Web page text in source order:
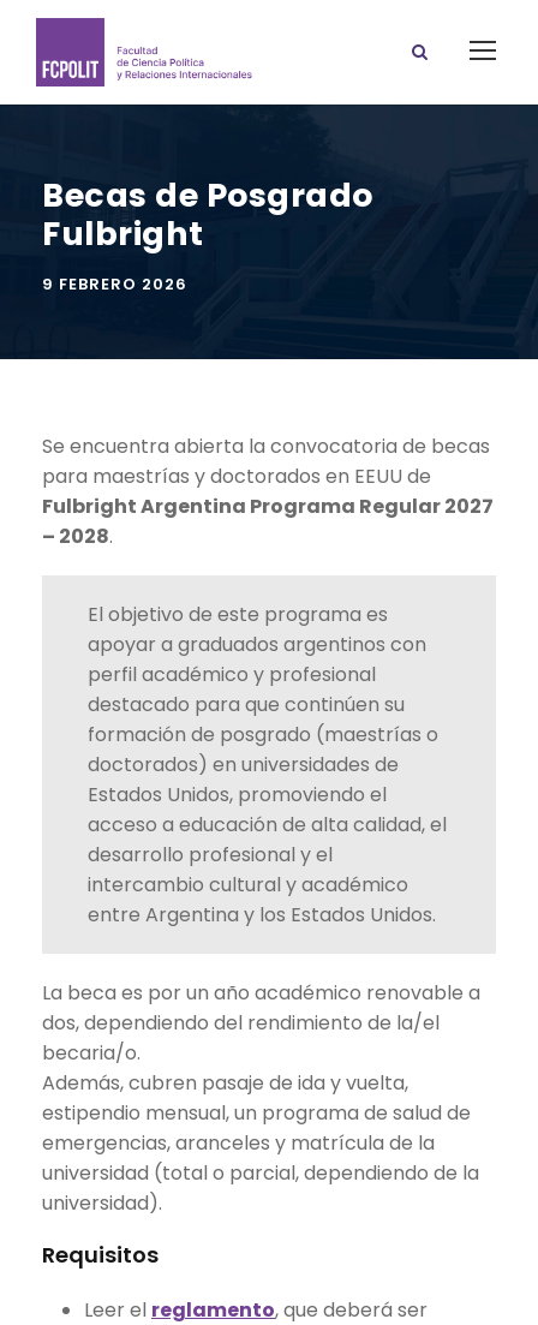
Becas de Posgrado
Fulbright
9 FEBRERO 2026
Se encuentra abierta la convocatoria de becas
para maestrías y doctorados en EEUU de
Fulbright Argentina Programa Regular 2027
– 2028.
El objetivo de este programa es
apoyar a graduados argentinos con
perfil académico y profesional
destacado para que continúen su
formación de posgrado (maestrías o
doctorados) en universidades de
Estados Unidos, promoviendo el
acceso a educación de alta calidad, el
desarrollo profesional y el
intercambio cultural y académico
entre Argentina y los Estados Unidos.
La beca es por un año académico renovable a
dos, dependiendo del rendimiento de la/el
becaria/o.
Además, cubren pasaje de ida y vuelta,
estipendio mensual, un programa de salud de
emergencias, aranceles y matrícula de la
universidad (total o parcial, dependiendo de la
universidad).
Requisitos
Leer el reglamento, que deberá ser